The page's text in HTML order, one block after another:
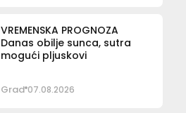
VREMENSKA PROGNOZA
Danas obilje sunca, sutra
mogući pljuskovi
Grad 07.08.2026